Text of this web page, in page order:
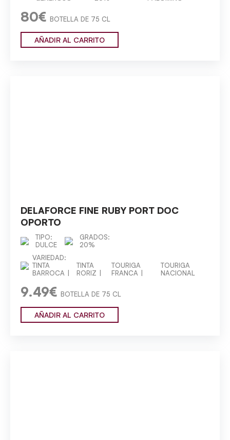
80€ BOTELLA DE 75 CL
AÑADIR AL CARRITO
DELAFORCE FINE RUBY PORT DOC
OPORTO
TIPO:
DULCE
GRADOS:
20%
VARIEDAD:
TINTA
BARROCA
TINTA
RORIZ
TOURIGA
FRANCA
TOURIGA
NACIONAL
9.49€ BOTELLA DE 75 CL
AÑADIR AL CARRITO